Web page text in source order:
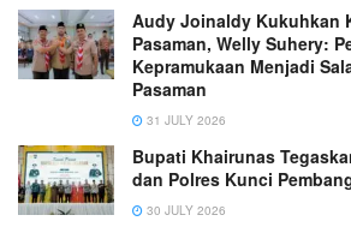
Audy Joinaldy Kukuhkan
Pasaman, Welly Suhery:
Kepramukaan Menjadi
Pasaman
31 JULY 2026
Bupati Khairunas
dan Polres Kunci
30 JULY 2026